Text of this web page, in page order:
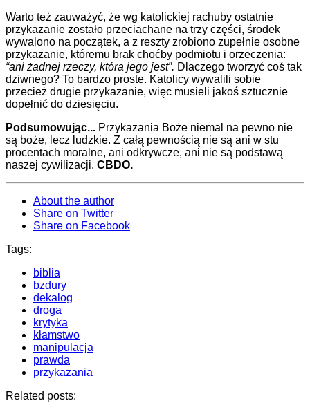
Warto też zauważyć, że wg katolickiej rachuby ostatnie
przykazanie zostało przeciachane na trzy części, środek
wywalono na początek, a z reszty zrobiono zupełnie osobne
przykazanie, któremu brak choćby podmiotu i orzeczenia:
“ani żadnej rzeczy, która jego jest”. Dlaczego tworzyć coś tak
dziwnego? To bardzo proste. Katolicy wywalili sobie
przecież drugie przykazanie, więc musieli jakoś sztucznie
dopełnić do dziesięciu.
Podsumowując... Przykazania Boże niemal na pewno nie
są boże, lecz ludzkie. Z całą pewnością nie są ani w stu
procentach moralne, ani odkrywcze, ani nie są podstawą
naszej cywilizacji. CBDO.
About the author
Share on Twitter
Share on Facebook
Tags:
biblia
bzdury
dekalog
droga
krytyka
kłamstwo
manipulacja
prawda
przykazania
Related posts: